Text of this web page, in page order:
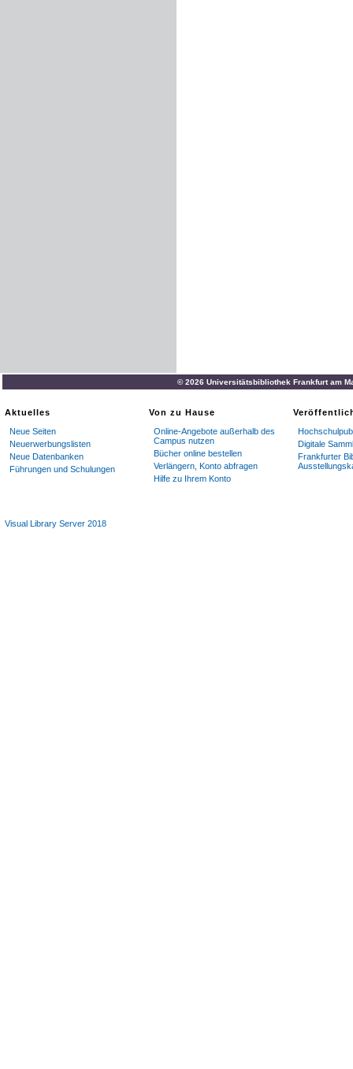
© 2026 Universitätsbibliothek Frankfurt am
Aktuelles
Neue Seiten
Neuerwerbungslisten
Neue Datenbanken
Führungen und Schulungen
Von zu Hause
Online-Angebote außerhalb des
Campus nutzen
Bücher online bestellen
Verlängern, Konto abfragen
Hilfe zu Ihrem Konto
Digitale
Frankfurter
Visual Library Server 2018